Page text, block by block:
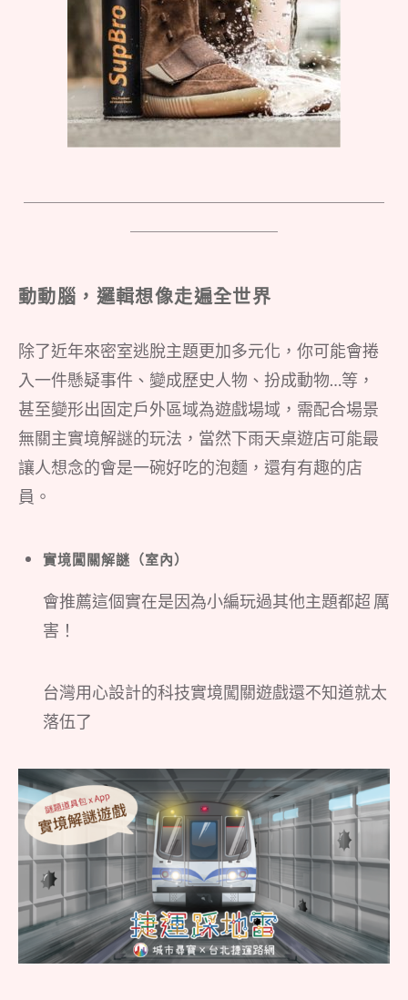
動動腦，邏輯想像走遍全世界
除了近年來密室逃脫主題更加多元化，你可能會捲
入一件懸疑事件、變成歷史人物、扮成動物…等，
甚至變形出固定戶外區域為遊戲場域，需配合場景
無關主實境解謎的玩法，當然下雨天桌遊店可能最
讓人想念的會是一碗好吃的泡麵，還有有趣的店
員。
實境闖關解謎（室內）
會推薦這個實在是因為小編玩過其他主題都超 厲
害！
台灣用心設計的科技實境闖關遊戲還不知道就太
落伍了